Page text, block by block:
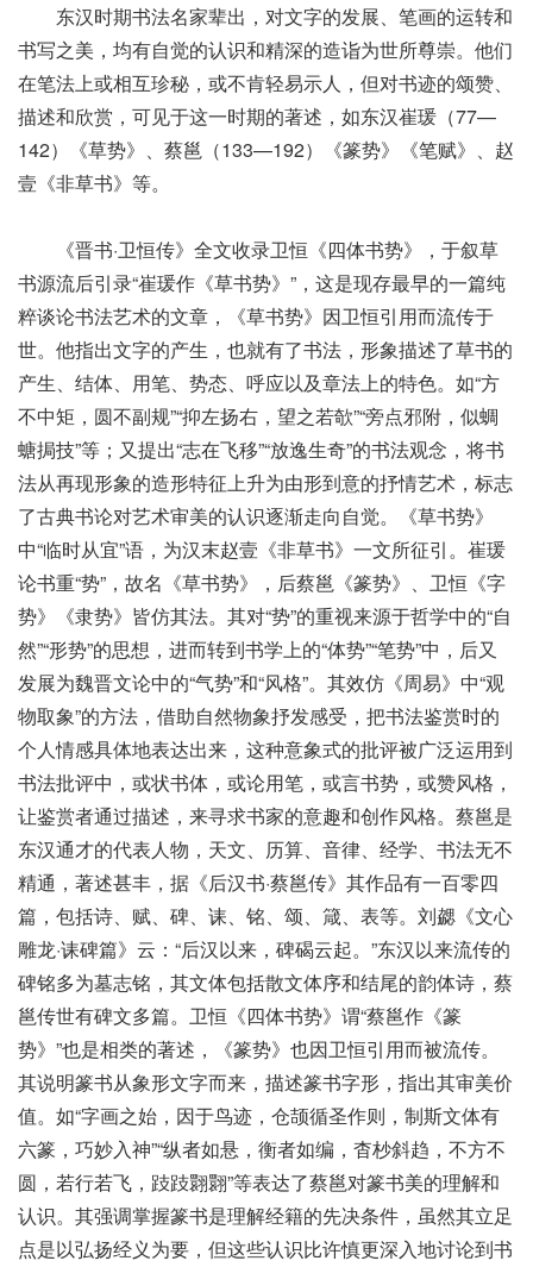
东汉时期书法名家辈出，对文字的发展、笔画的运转和
书写之美，均有自觉的认识和精深的造诣为世所尊崇。他们
在笔法上或相互珍秘，或不肯轻易示人，但对书迹的颂赞、
描述和欣赏，可见于这一时期的著述，如东汉崔瑗（77—
142）《草势》、蔡邕（133—192）《篆势》《笔赋》、赵
壹《非草书》等。
《晋书·卫恒传》全文收录卫恒《四体书势》，于叙草
书源流后引录“崔瑗作《草书势》”，这是现存最早的一篇纯
粹谈论书法艺术的文章，《草书势》因卫恒引用而流传于
世。他指出文字的产生，也就有了书法，形象描述了草书的
产生、结体、用笔、势态、呼应以及章法上的特色。如“方
不中矩，圆不副规”“抑左扬右，望之若欹”“旁点邪附，似蜩
螗挶技”等；又提出“志在飞移”“放逸生奇”的书法观念，将书
法从再现形象的造形特征上升为由形到意的抒情艺术，标志
了古典书论对艺术审美的认识逐渐走向自觉。《草书势》
中“临时从宜”语，为汉末赵壹《非草书》一文所征引。崔瑗
论书重“势”，故名《草书势》，后蔡邕《篆势》、卫恒《字
势》《隶势》皆仿其法。其对“势”的重视来源于哲学中的“自
然”“形势”的思想，进而转到书学上的“体势”“笔势”中，后又
发展为魏晋文论中的“气势”和“风格”。其效仿《周易》中“观
物取象”的方法，借助自然物象抒发感受，把书法鉴赏时的
个人情感具体地表达出来，这种意象式的批评被广泛运用到
书法批评中，或状书体，或论用笔，或言书势，或赞风格，
让鉴赏者通过描述，来寻求书家的意趣和创作风格。蔡邕是
东汉通才的代表人物，天文、历算、音律、经学、书法无不
精通，著述甚丰，据《后汉书·蔡邕传》其作品有一百零四
篇，包括诗、赋、碑、诔、铭、颂、箴、表等。刘勰《文心
雕龙·诔碑篇》云：“后汉以来，碑碣云起。”东汉以来流传的
碑铭多为墓志铭，其文体包括散文体序和结尾的韵体诗，蔡
邕传世有碑文多篇。卫恒《四体书势》谓“蔡邕作《篆
势》”也是相类的著述，《篆势》也因卫恒引用而被流传。
其说明篆书从象形文字而来，描述篆书字形，指出其审美价
值。如“字画之始，因于鸟迹，仓颉循圣作则，制斯文体有
六篆，巧妙入神”“纵者如悬，衡者如编，杳杪斜趋，不方不
圆，若行若飞，跂跂翾翾”等表达了蔡邕对篆书美的理解和
认识。其强调掌握篆书是理解经籍的先决条件，虽然其立足
点是以弘扬经义为要，但这些认识比许慎更深入地讨论到书